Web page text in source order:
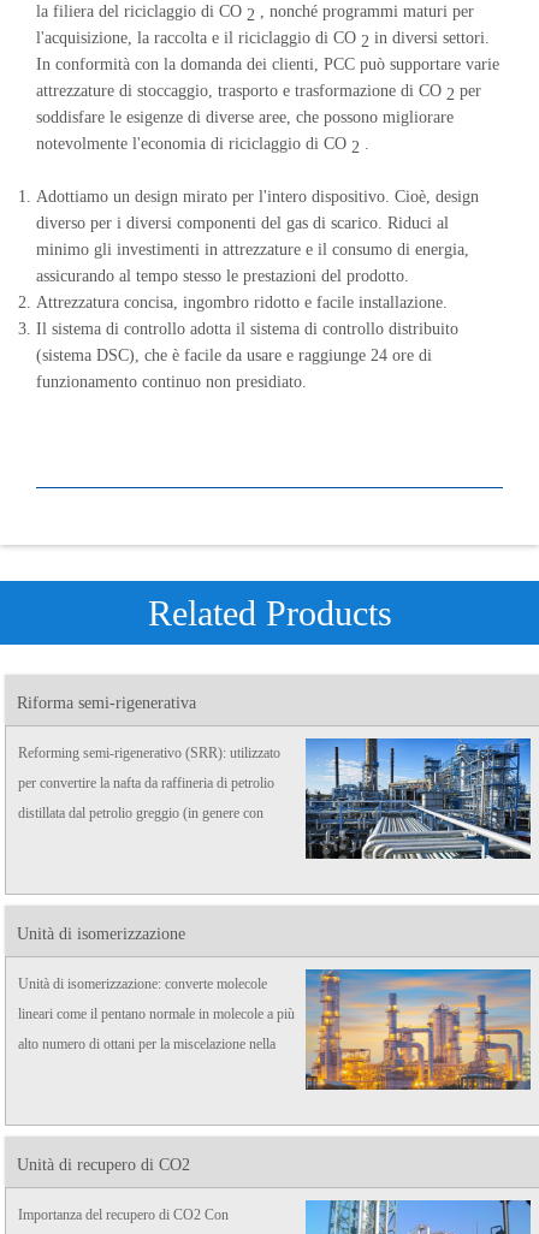
la filiera del riciclaggio di CO 2 , nonché programmi maturi per
l'acquisizione, la raccolta e il riciclaggio di CO 2 in diversi settori.
In conformità con la domanda dei clienti, PCC può supportare varie
attrezzature di stoccaggio, trasporto e trasformazione di CO 2 per
soddisfare le esigenze di diverse aree, che possono migliorare
notevolmente l'economia di riciclaggio di CO 2
Adottiamo un design mirato per l'intero dispositivo. Cioè, design
diverso per i diversi componenti del gas di scarico. Riduci al
minimo gli investimenti in attrezzature e il consumo di energia,
assicurando al tempo stesso le prestazioni del prodotto.
Attrezzatura concisa, ingombro ridotto e facile installazione.
Il sistema di controllo adotta il sistema di controllo distribuito
(sistema DSC), che è facile da usare e raggiunge 24 ore di
funzionamento continuo non presidiato.
Related Products
Riforma semi-rigenerativa
Reforming semi-rigenerativo (SRR): utilizzato
per convertire la nafta da raffineria di petrolio
distillata dal petrolio greggio (in genere con
Unità di isomerizzazione
Unità di isomerizzazione: converte molecole
lineari come il pentano normale in molecole a più
alto numero di ottani per la miscelazione nella
Unità di recupero di CO2
Importanza del recupero di CO2 Con